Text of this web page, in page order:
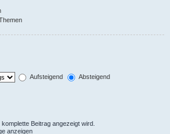
Aufsteigend
Absteigend
Beitrag angezeigt wird.
anzeigen